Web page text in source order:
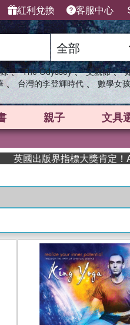
紅利兌換 客服中心
、 The Odyssey 、 父親節 、
、 台灣的李登輝時代 、 數學女
親子 文具
英國出版界指標大獎肯定！